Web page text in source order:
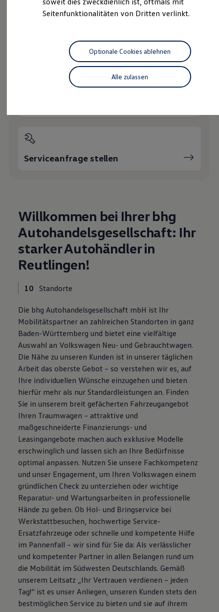
Driving Experience
Volkswagen entdecken
Lifestyle Shop
T-Roc Kollektion
Golf Kollektion
ID. Kollektion
Volkswagen Kollektion
R-Kollektion
Service und Ersatzteile
Inspektion und HU/AU
Volkswagen Teile
Zubehör
Modellspezifisches Zubehör
Schutz und Pflege
Transport
Entertainment und Elektronik
Individualisieren
Digitale Extras
Handy und Fahrzeug verbinden
Updates für Software, Karten und Radio
Über Ihr Auto
Vorgängermodelle
Kundeninformationen
Volkswagen Kundenbetreuung
Warn- und Kontrollleuchten
Digitale Betriebsanleitung
Live Beratung
Magazin
Transport
Familie
Elektromobilität
Pannen- und Unfallhilfe
Volkswagen Kundenbetreuung
Fahrzeugangebot anfordern
Serviceanfrage stellen
Willkommen bei Ihrer bhg
Autohandelsgesellschaft: Ihr
starker Autohändler in
Reutlingen!
10 Standorte
Die bhg Autohandelsgesellschaft mbH ist Ihr
Mobilitätspartner an zahlreichen Standorten in ganz
Baden-Württemberg und bietet eine vielfältige
Auswahl an Volkswagen Neu- und Gebrauchtwagen.
Die Nähe zu unseren Kunden ist in unserer täglichen
Arbeit das oberste Gebot – so verstehen wir es, auf
Ihre individuellen Wünsche einzugehen und bieten
hierfür mehr als nur Standardleistungen an. Finden
Sie in unserem breit gefächerten Fahrzeugangebot
Ihren Traumwagen – attraktive und
maßgeschneiderte Finanzierungs- und
Leasingangebote machen auch exklusive Modelle
erschwinglich und lassen sich an Ihre Bedürfnisse
optimal anpassen. Nutzen Sie unsere Fachkompetenz
und unser Engagement, um Ihren Volkswagen einem
gründlichen Check zu unterziehen oder wichtige
Reparatur- und Wartungsarbeiten in professionelle
Hände zu geben. Ob Hol- und Bringservice bei
Werkstattbesuchen, hochwertige Service-
Ersatzfahrzeuge oder schnelle und kompetente Hilfe
im Pannenfall – wir sind für Sie da: Als verlässlicher
und kompetenter Partner in allen Belangen rund um
die Mobilität im Südwesten Deutschlands. Gemäß
unserem Leitsatz „Ihr Vertrauen verdienen – jeden
Tag!“ ist es unser Anliegen, unseren Kunden stets den
bestmöglichen Service zu bieten und sie auf ihrem
Seitenfunktionalitäten von Dritten verlinkt.
Alle zulassen
Optionale Cookies ablehnen